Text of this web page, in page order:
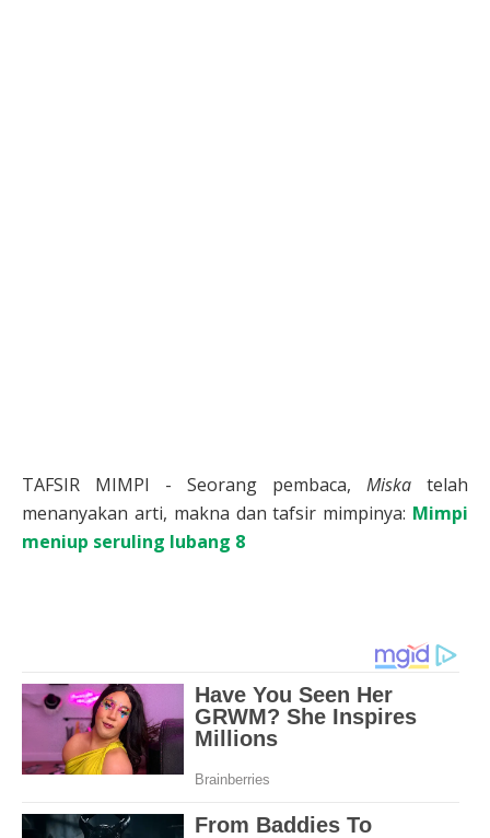
TAFSIR MIMPI - Seorang pembaca, Miska telah
menanyakan arti, makna dan tafsir mimpinya: Mimpi
meniup seruling lubang 8